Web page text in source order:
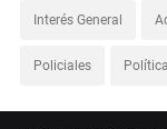
Interés General
Policiales Política